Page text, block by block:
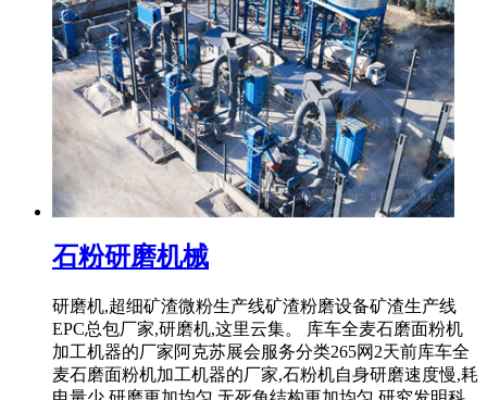
石粉研磨机械
研磨机,超细矿渣微粉生产线矿渣粉磨设备矿渣生产线
EPC总包厂家,研磨机,这里云集。 库车全麦石磨面粉机
加工机器的厂家阿克苏展会服务分类265网2天前库车全
麦石磨面粉机加工机器的厂家,石粉机自身研磨速度慢,耗